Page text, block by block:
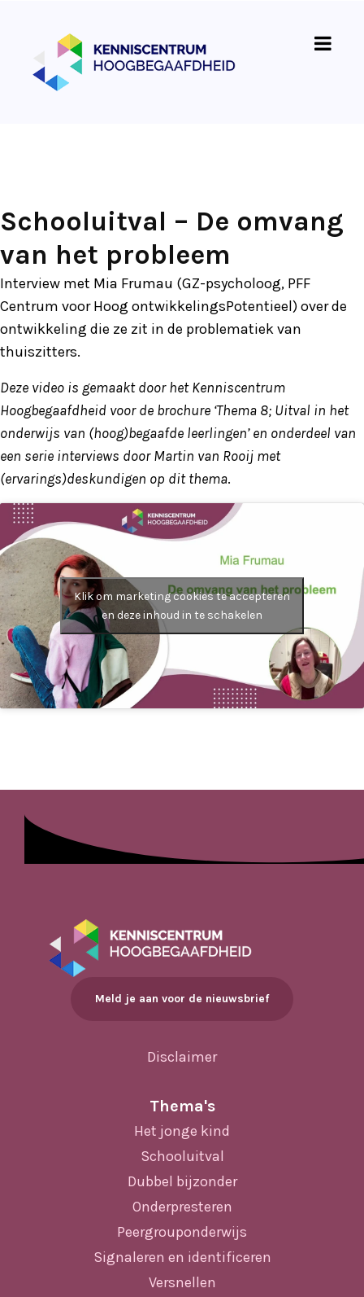
Schooluitval – De omvang
van het probleem
Interview met Mia Frumau (GZ-psycholoog, PFF
Centrum voor Hoog ontwikkelingsPotentieel) over de
ontwikkeling die ze zit in de problematiek van
thuiszitters.
Deze video is gemaakt door het Kenniscentrum
Hoogbegaafdheid voor de brochure ‘Thema 8; Uitval in het
onderwijs van (hoog)begaafde leerlingen’ en onderdeel van
een serie interviews door Martin van Rooij met
(ervarings)deskundigen op dit thema.
Klik om marketing cookies te accepteren
en deze inhoud in te schakelen
Meld je aan voor de nieuwsbrief
Disclaimer
Thema's
Het jonge kind
Schooluitval
Dubbel bijzonder
Onderpresteren
Peergrouponderwijs
Signaleren en identificeren
Versnellen